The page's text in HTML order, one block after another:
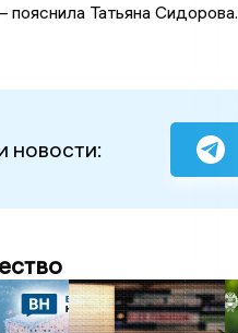
Татьяна Сидорова.
новости: